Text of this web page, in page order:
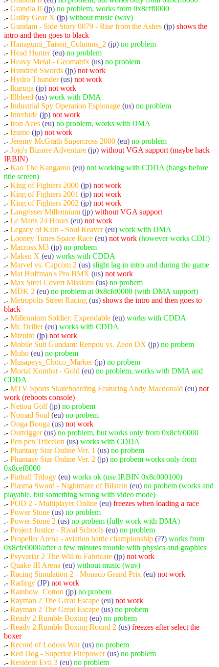
.- Grandia II (jp) no problem, works from 0x8cff0000
.- Guilty Gear X (jp) without music (wav)
.- Gundam - Side Story 0079 - Rise from the Ashes (jp) shows the
intro and then goes to black
.- Hanagumi_Taisen_Columns_2 (jp) no problem
.- Head Hunter (eu) no problem
.- Heavy Metal - Geomatrix (us) no problem
.- Hundred Swords (jp) not work
.- Hydro Thunder (us) not work
.- Ikaruga (jp) not work
.- Illbleed (us) work with DMA
.- Industrial Spy Operation Espionage (us) no problem
.- Interlude (jp) not work
.- Iron Aces (eu) no problem, works with DMA
.- Izumo (jp) not work
.- Jeremy McGrath Supercross 2000 (eu) no problem
.- Jojo's Bizarre Adventure (jp) without VGA support (maybe hack
IP.BIN)
.- Kao The Kangaroo (eu) not working with CDDA (hangs before
title screen)
.- King of Fighters 2000 (jp) not work
.- King of Fighters 2001 (jp) not work
.- King of Fighters 2002 (jp) not work
.- Langrisser Millennium (jp) without VGA support
.- Le Mans 24 Hours (eu) not work
.- Legacy of Kain - Soul Reaver (eu) work with DMA
.- Looney Tunes Space Race (eu) not work (however works CDI!)
.- Macross M3 (jp) no probem
.- Maken X (eu) works with CDDA
.- Marvel vs. Capcom 2 (us) slight lag in intro and during the game
.- Mat Hoffman's Pro BMX (us) not work
.- Max Steel Covert Missions (us) no probem
.- MDK 2 (eu) no problem at 0x8cfd0000 (with DMA support)
.- Metropolis Street Racing (us) shows the intro and then goes to
black
.- Millennium Soldier: Expendable (eu) works with CDDA
.- Mr. Driller (eu) works with CDDA
.- Mizuiro (jp) not work
.- Mobile Suit Gundam: Renpou vs. Zeon DX (jp) no probem
.- Moho (eu) no probem
.- Musapeys_Choco_Marker (jp) no probem
.- Mortal Kombat - Gold (eu) no problem, works with DMA and
CDDA
.- MTV Sports Skateboarding Featuring Andy Macdonald (eu) not
work (reboots console)
.- Nettou Golf (jp) no probem
.- Nomad Soul (eu) no probem
.- Ooga Booga (us) not work
.- Outtrigger (us) no problem, but works only from 0x8cfe0000
.- Pen pen Triicelon (us) works with CDDA
.- Phantasy Star Online Ver. 1 (us) no probem
.- Phantasy Star Online Ver. 2 (jp) no probem works only from
0x8cef8000
.- Pinball Trilogy (eu) works ok (use IP.BIN 0x8c000100)
.- Plasma Sword - Nightmare of Bilstein (eu) no probem (works and
playable, but something wrong with video mode)
.- POD 2 - Multiplayer Online (eu) freezes when loading a race
.- Power Stone (us) no problem
.- Power Stone 2 (us) no probem (fully work with DMA)
.- Project Justice - Rival Schools (eu) no problem
.- Propeller Arena - aviation battle championship (??) works from
0x8cfe0000/after a few minutes trouble with physics and graphics
.- Psyvariar 2 The Will to Fabricate (jp) not work
.- Quake III Arena (eu) without music (wav)
.- Racing Simulation 2 - Monaco Grand Prix (eu) not work
.- Radirgy (JP) not work
.- Rainbow_Cotton (jp) no probem
.- Rayman 2 The Great Escape (eu) not work
.- Rayman 2 The Great Escape (us) no probem
.- Ready 2 Rumble Boxing (eu) no probem
.- Ready 2 Rumble Boxing Round 2 (us) freezes after select the
boxer
.- Record of Lodoss War (us) no probem
.- Red Dog - Superior Firepower (us) no problem
.- Resident Evil 3 (eu) no problem